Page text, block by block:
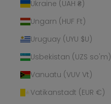
Ukraine (UAH ₴)
Ungarn (HUF Ft)
Uruguay (UYU $U)
Usbekistan (UZS so'm)
Vanuatu (VUV Vt)
Vatikanstadt (EUR €)